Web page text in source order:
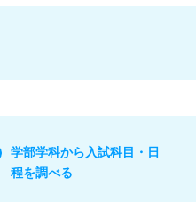
学部学科から入試科目・日
程を調べる